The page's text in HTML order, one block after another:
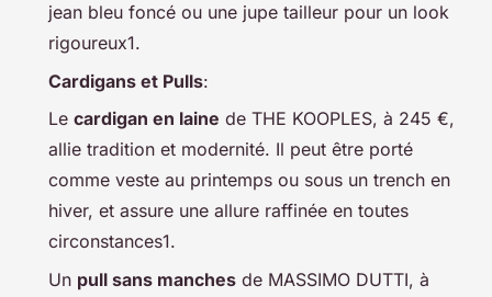
jean bleu foncé ou une jupe tailleur pour un look
rigoureux1.
Cardigans et Pulls:
Le cardigan en laine de THE KOOPLES, à 245 €,
allie tradition et modernité. Il peut être porté
comme veste au printemps ou sous un trench en
hiver, et assure une allure raffinée en toutes
circonstances1.
Un pull sans manches de MASSIMO DUTTI, à